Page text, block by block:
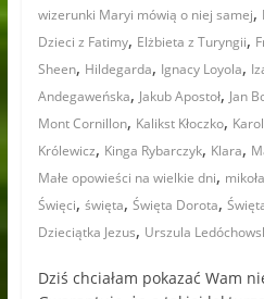
wizerunki Maryi mówią o niej samej,
Dzieci z Fatimy, Elżbieta z Turyngii,
Sheen, Hildegarda, Ignacy Loyola,
Andegaweńska, Jakub Apostoł, Jan
Mont Cornillon, Kalikst Kłoczko,
Królewicz, Kinga Rybarczyk, Klara,
Małe opowieści na wielkie dni,
Święci, święta, Święta Dorota,
Dzieciątka Jezus, Urszula
Dziś chciałam pokazać Wam